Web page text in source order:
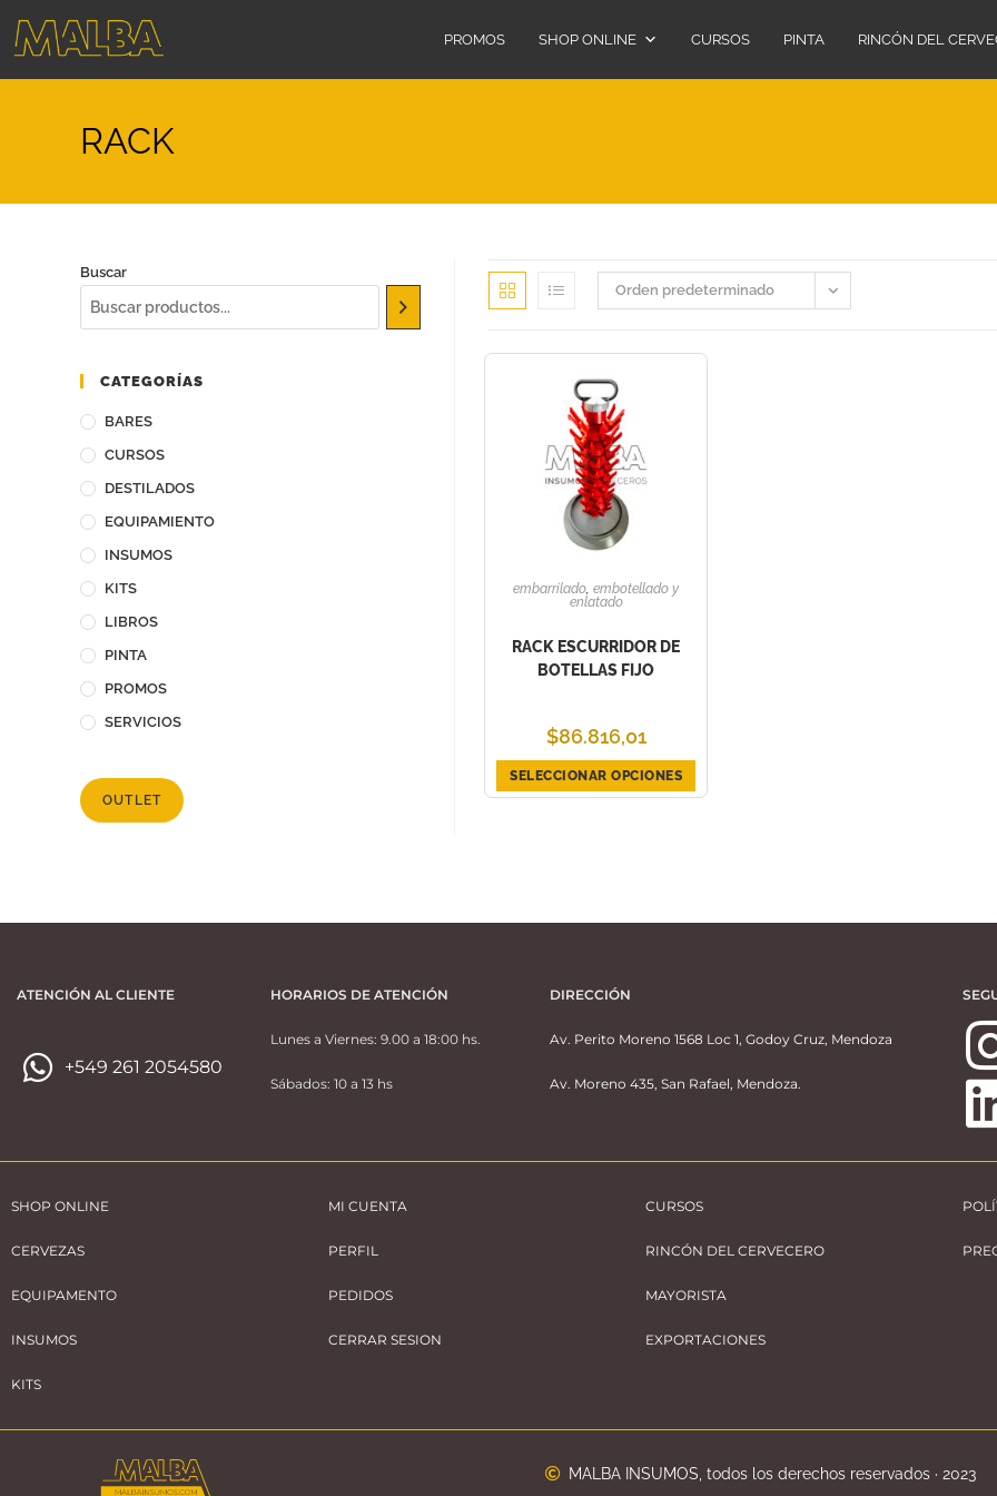
PROMOS SHOP ONLINE CURSOS PINTA RINCÓN DEL
RACK
Buscar
CATEGORÍAS
BARES
CURSOS
DESTILADOS
EQUIPAMIENTO
INSUMOS
KITS
LIBROS
PINTA
PROMOS
SERVICIOS
OUTLET
Orden predeterminado
embarrilado,embotellado y
enlatado
RACK ESCURRIDOR DE
BOTELLAS FIJO
$86.816,01
SELECCIONAR OPCIONES
ATENCIÓN AL CLIENTE
+549 261 2054580
HORARIOS DE ATENCIÓN
Lunes a Viernes: 9.00 a 18:00 hs.
Sábados: 10 a 13 hs
DIRECCIÓN
Av. Perito Moreno 1568 Loc 1, Godoy Cruz, Mendoza
Av. Moreno 435, San Rafael, Mendoza.
SHOP ONLINE
CERVEZAS
EQUIPAMENTO
INSUMOS
KITS
MI CUENTA
PERFIL
PEDIDOS
CERRAR SESION
CURSOS
RINCÓN DEL CERVECERO
MAYORISTA
EXPORTACIONES
MALBA INSUMOS, todos los derechos reservados · 2023